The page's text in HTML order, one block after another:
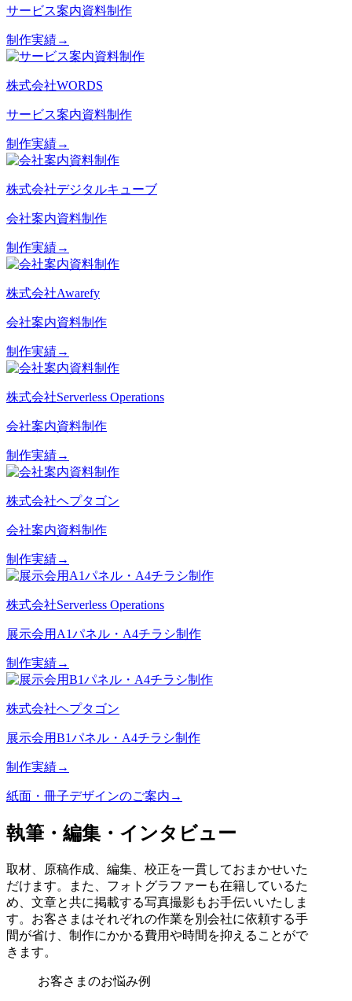
サービス案内資料制作
制作実績→
株式会社WORDS
サービス案内資料制作
制作実績→
株式会社デジタルキューブ
会社案内資料制作
制作実績→
株式会社Awarefy
会社案内資料制作
制作実績→
株式会社Serverless Operations
会社案内資料制作
制作実績→
株式会社ヘプタゴン
会社案内資料制作
制作実績→
株式会社Serverless Operations
展示会用A1パネル・A4チラシ制作
制作実績→
株式会社ヘプタゴン
展示会用B1パネル・A4チラシ制作
制作実績→
紙面・冊子デザインのご案内→
執筆・編集・インタビュー
取材、原稿作成、編集、校正を一貫しておまかせいた
だけます。また、フォトグラファーも在籍しているた
め、文章と共に掲載する写真撮影もお手伝いいたしま
す。お客さまはそれぞれの作業を別会社に依頼する手
間が省け、制作にかかる費用や時間を抑えることがで
きます。
お客さまのお悩み例